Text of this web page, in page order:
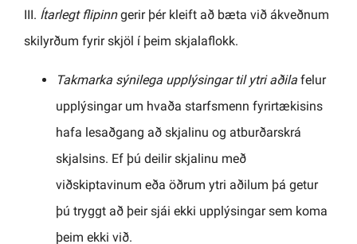
III. Ítarlegt flipinngerir þér kleift að bæta við ákveðnum
skilyrðum fyrir skjöl í þeim skjalaflokk.
Takmarka sýnilega upplýsingar til ytri aðila felur
upplýsingar um hvaða starfsmenn fyrirtækisins
hafa lesaðgang að skjalinu og atburðarskrá
skjalsins. Ef þú deilir skjalinu með
viðskiptavinum eða öðrum ytri aðilum þá getur
þú tryggt að þeir sjái ekki upplýsingar sem koma
þeim ekki við.